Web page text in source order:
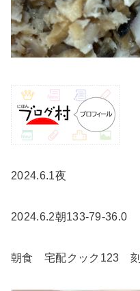
2024.6.1夜
2024.6.2朝133-79-36.0
朝食 宅配クック123 刻